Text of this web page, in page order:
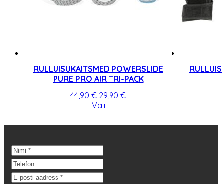
RULLUISUKAITSMED POWERSLIDE
PURE PRO AIR TRI-PACK
44,90€ Algne
hind
44,90 €.
29,90 €Praegune
29,90 €.
ValiSellel
on